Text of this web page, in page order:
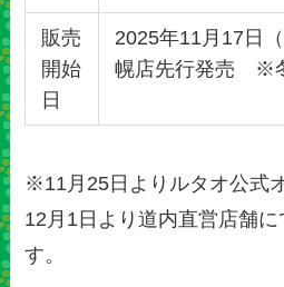
販売
開始
日
2025年11月17日
幌店先行発売 ※
※11月25日よりルタオ公式
12月1日より道内直営店舗
す。